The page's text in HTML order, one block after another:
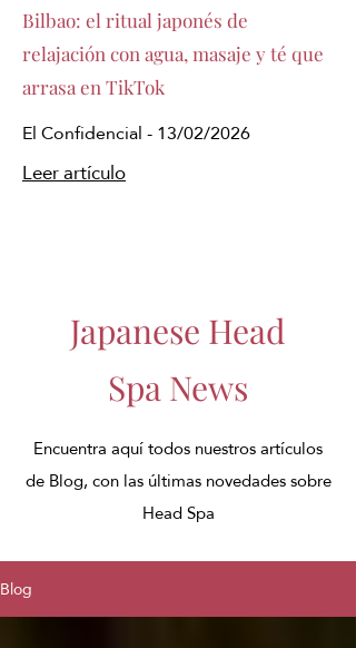
Bilbao: el ritual japonés de
relajación con agua, masaje y té que
arrasa en TikTok
El Confidencial - 13/02/2026
Leer artículo
Japanese Head
Spa News
Encuentra aquí todos nuestros artículos
de Blog, con las últimas novedades sobre
Head Spa
Blog